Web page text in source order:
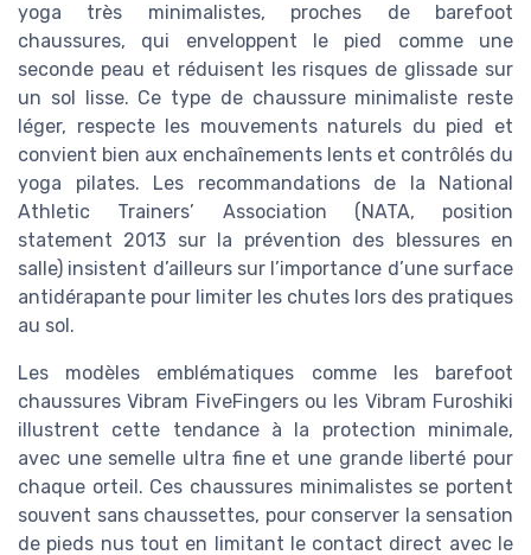
yoga très minimalistes, proches de barefoot
chaussures, qui enveloppent le pied comme une
seconde peau et réduisent les risques de glissade sur
un sol lisse. Ce type de chaussure minimaliste reste
léger, respecte les mouvements naturels du pied et
convient bien aux enchaînements lents et contrôlés du
yoga pilates. Les recommandations de la National
Athletic Trainers’ Association (NATA, position
statement 2013 sur la prévention des blessures en
salle) insistent d’ailleurs sur l’importance d’une surface
antidérapante pour limiter les chutes lors des pratiques
au sol.
Les modèles emblématiques comme les barefoot
chaussures Vibram FiveFingers ou les Vibram Furoshiki
illustrent cette tendance à la protection minimale,
avec une semelle ultra fine et une grande liberté pour
chaque orteil. Ces chaussures minimalistes se portent
souvent sans chaussettes, pour conserver la sensation
de pieds nus tout en limitant le contact direct avec le